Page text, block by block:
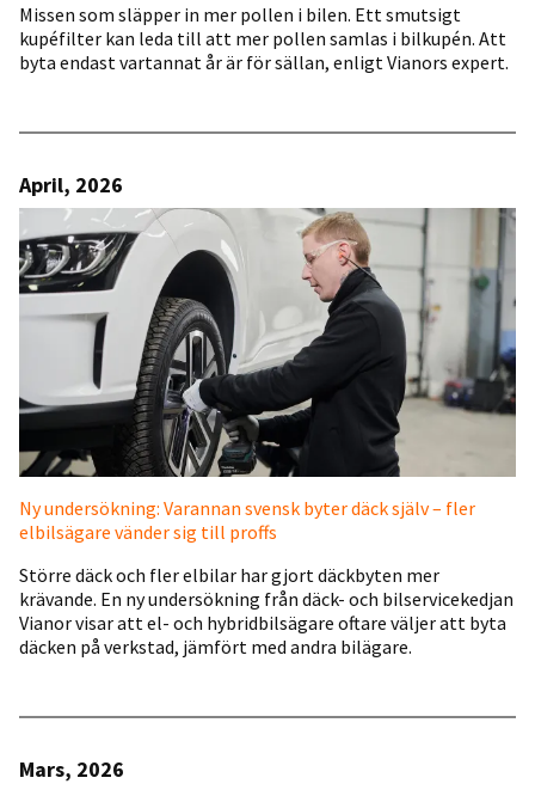
Missen som släpper in mer pollen i bilen. Ett smutsigt
kupéfilter kan leda till att mer pollen samlas i bilkupén. Att
byta endast vartannat år är för sällan, enligt Vianors expert.
April, 2026
Ny undersökning: Varannan svensk byter däck själv – fler
elbilsägare vänder sig till proffs
Större däck och fler elbilar har gjort däckbyten mer
krävande. En ny undersökning från däck- och bilservicekedjan
Vianor visar att el- och hybridbilsägare oftare väljer att byta
däcken på verkstad, jämfört med andra bilägare.
Mars, 2026